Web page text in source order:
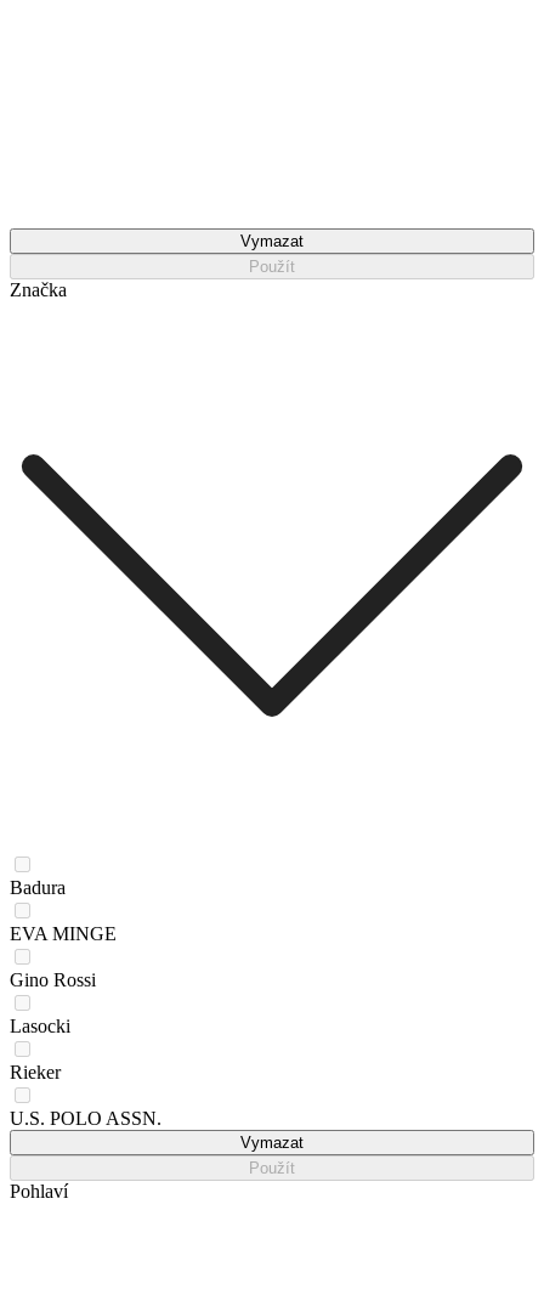
Vymazat
Použít
Značka
Badura
EVA MINGE
Gino Rossi
Lasocki
Rieker
U.S. POLO ASSN.
Vymazat
Použít
Pohlaví